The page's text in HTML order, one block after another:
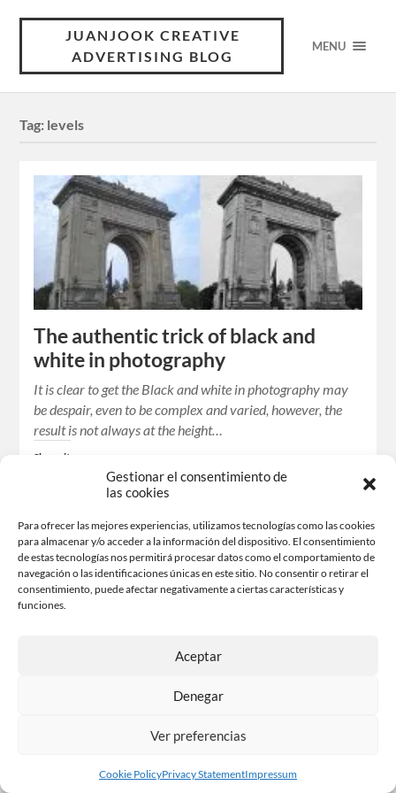
Gestionar el consentimiento de
las cookies
Para ofrecer las mejores experiencias, utilizamos tecnologías como las cookies
para almacenar y/o acceder a la información del dispositivo. El consentimiento
de estas tecnologías nos permitirá procesar datos como el comportamiento de
navegación o las identificaciones únicas en este sitio. No consentir o retirar el
consentimiento, puede afectar negativamente a ciertas características y
funciones.
Aceptar
Denegar
Ver preferencias
Cookie PolicyPrivacy StatementImpressum
JUANJOOK CREATIVE
ADVERTISING BLOG
MENU
Tag: levels
The authentic trick of black and
white in photography
It is clear to get the Black and white in photography may
be despair, even to be complex and varied, however, the
result is not always at the height…
Share-it
Facebook
Like this: